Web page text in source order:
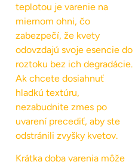
teplotou je varenie na
miernom ohni, čo
zabezpečí, že kvety
odovzdajú svoje esencie do
roztoku bez ich degradácie.
Ak chcete dosiahnuť
hladkú textúru,
nezabudnite zmes po
uvarení precediť, aby ste
odstránili zvyšky kvetov.
Krátka doba varenia môže